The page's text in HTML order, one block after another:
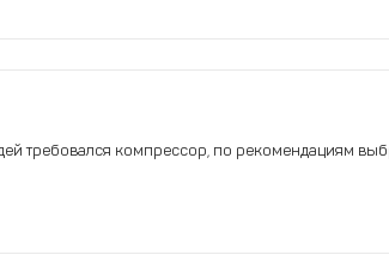
требовался компрессор, по рекомендациям